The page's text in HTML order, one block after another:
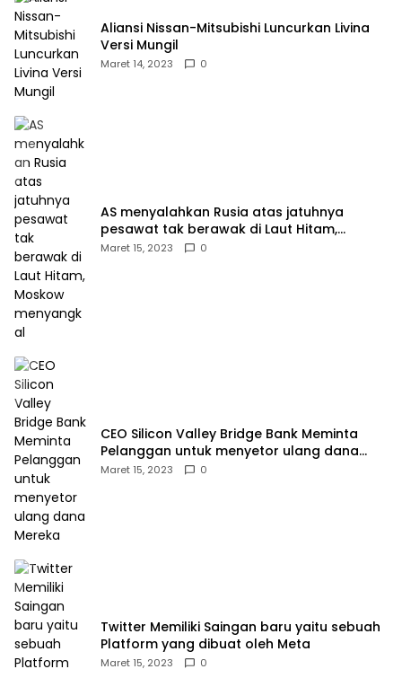
Aliansi Nissan-Mitsubishi Luncurkan Livina
Versi Mungil
Maret 14, 2023 0
AS menyalahkan Rusia atas jatuhnya
pesawat tak berawak di Laut Hitam,
Moskow menyangkal
Maret 15, 2023 0
CEO Silicon Valley Bridge Bank Meminta
Pelanggan untuk menyetor ulang dana
Mereka
Maret 15, 2023 0
Twitter Memiliki Saingan baru yaitu sebuah
Platform yang dibuat oleh Meta
Maret 15, 2023 0